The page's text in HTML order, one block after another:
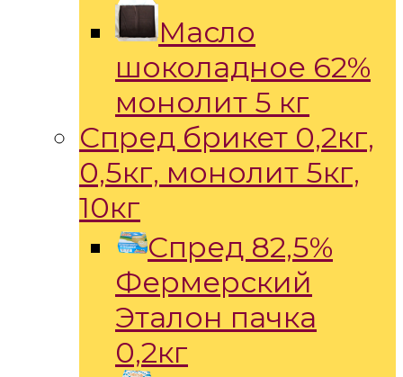
Масло
шоколадное 62%
монолит 5 кг
Спред брикет 0,2кг,
0,5кг, монолит 5кг,
10кг
Спред 82,5%
Фермерский
Эталон пачка
0,2кг